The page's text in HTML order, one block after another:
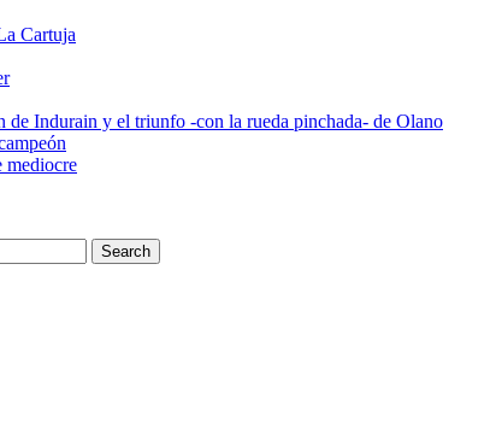
Cartuja
Indurain y el triunfo -con la rueda pinchada- de Olano
mediocre